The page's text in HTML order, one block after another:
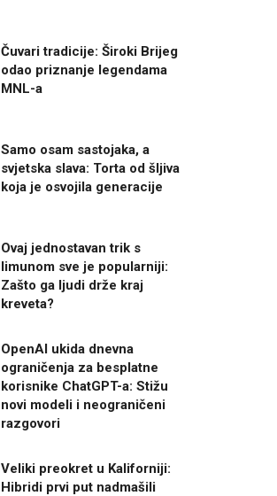
Čuvari tradicije: Široki Brijeg
odao priznanje legendama
MNL-a
Samo osam sastojaka, a
svjetska slava: Torta od šljiva
koja je osvojila generacije
Ovaj jednostavan trik s
limunom sve je popularniji:
Zašto ga ljudi drže kraj
kreveta?
OpenAI ukida dnevna
ograničenja za besplatne
korisnike ChatGPT-a: Stižu
novi modeli i neograničeni
razgovori
Veliki preokret u Kaliforniji:
Hibridi prvi put nadmašili